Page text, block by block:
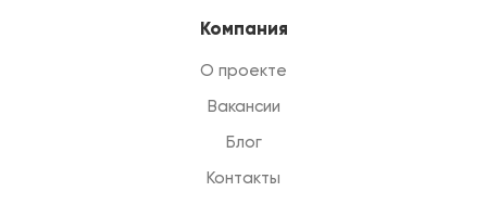
Компания
О проекте
Вакансии
Блог
Контакты